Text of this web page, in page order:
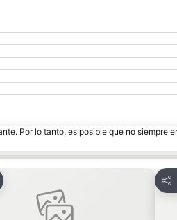
Por lo tanto, es posible que no siempre
a favoritos